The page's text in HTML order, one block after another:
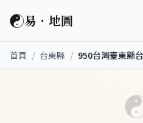
☯易．地圖
首頁 / 台東縣 / 950台灣臺東縣